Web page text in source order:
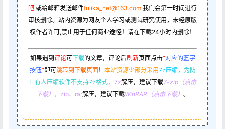
吧 或给邮箱发送邮件fulika_net@163.com 我们会第一时间进行
审核删除。站内资源为网友个人学习或测试研究使用，未经原版
权作者许可,禁止用于任何商业途径！请在下载24小时内删除！
如果遇到 评论可下载的文章，评论后刷新页面点击“对应的蓝字
按钮”即可跳转到下载页面！ 本站资源少部分采用7z压缩， 为防
止有人压缩软件不支持7z格式，7z解压，建议下载7-zip（点击
下载） ，zip、rar解压，建议下载WinRAR（点击下载） 。